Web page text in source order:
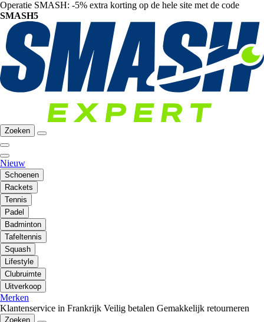
Operatie SMASH: -5% extra korting op de hele site met de code
SMASH5
Zoeken
Nieuw
Schoenen
Rackets
Tennis
Padel
Badminton
Tafeltennis
Squash
Lifestyle
Clubruimte
Uitverkoop
Merken
Klantenservice in Frankrijk Veilig betalen Gemakkelijk retourneren
Zoeken